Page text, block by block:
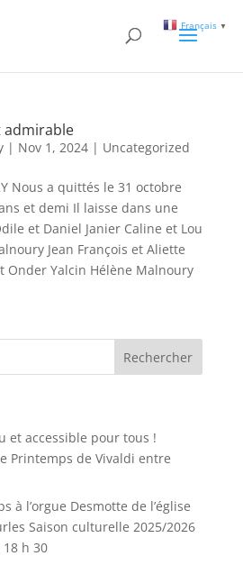
admirable
| Nov 1, 2024| Uncategorized
Nous a quittés le 31 octobre
et demi Il laisse dans une
et Daniel Janier Caline et Lou
Jean François et Aliette
Onder Yalcin Hélène Malnoury
et accessible pour tous !
Printemps de Vivaldi entre
à l’orgue Desmotte de l’église
Saison culturelle 2025/2026
h 30
Français ▼